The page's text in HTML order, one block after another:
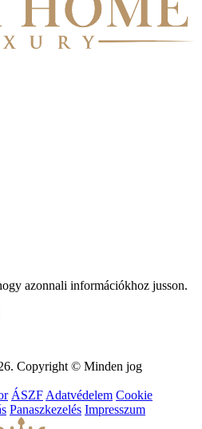
azonnali információkhoz jusson.
Copyright © Minden jog
ÁSZF Adatvédelem Cookie
Panaszkezelés Impresszum